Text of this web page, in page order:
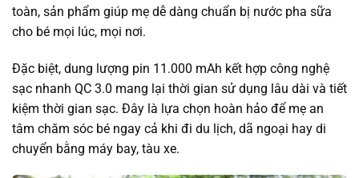
toàn, sản phẩm giúp mẹ dễ dàng chuẩn bị nước pha sữa
cho bé mọi lúc, mọi nơi.
Đặc biệt, dung lượng pin 11.000 mAh kết hợp công nghệ
sạc nhanh QC 3.0 mang lại thời gian sử dụng lâu dài và tiết
kiệm thời gian sạc. Đây là lựa chọn hoàn hảo để mẹ an
tâm chăm sóc bé ngay cả khi đi du lịch, dã ngoại hay di
chuyển bằng máy bay, tàu xe.